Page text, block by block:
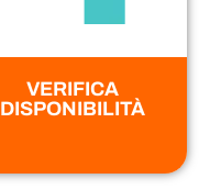
VERIFICA
DISPONIBILITÀ